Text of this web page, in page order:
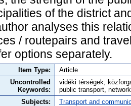
of the district
analyses this
/ routepairs and
options separately.
Item Type:
Article
Uncontrolled
Keywords:
vidéki térségek,
public transport,
Subjects:
Transport and